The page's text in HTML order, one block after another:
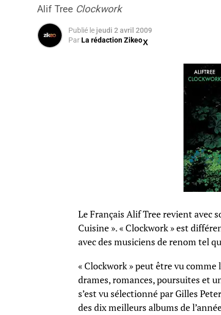
Alif Tree Clockwork
Publié le jeudi 2 avril 2009
ParLa rédaction Zikeo
Le Français Alif Tree revient avec
Cuisine ». « Clockwork » est
avec des musiciens de renom tel
« Clockwork » peut être vu comme
drames, romances, poursuites et
s’est vu sélectionné par Gilles
des dix meilleurs albums de